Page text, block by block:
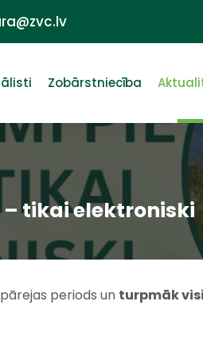
Zobārstniecība
tikai elektroniski
periods un turpmāk